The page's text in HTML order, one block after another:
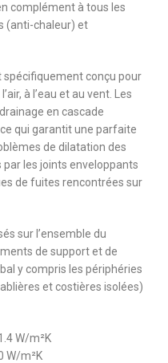
complément à tous les
(anti-chaleur) et
spécifiquement conçu pour
à l’eau et au vent. Les
en cascade
qui garantit une parfaite
de dilatation des
les joints enveloppants
de fuites rencontrées sur
sur l’ensemble du
de support et de
y compris les périphéries
et costières isolées)
W/m²K
W/m²K